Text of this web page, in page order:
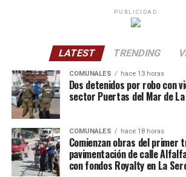
PUBLICIDAD
LATEST TRENDING
COMUNALES hace 13 horas
Dos detenidos por robo con
sector Puertas del Mar de
COMUNALES hace 18 horas
Comienzan obras del primer
pavimentación de calle
con fondos Royalty en La